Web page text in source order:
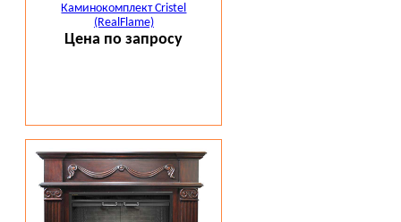
Каминокомплект Cristel
(RealFlame)
Цена по запросу